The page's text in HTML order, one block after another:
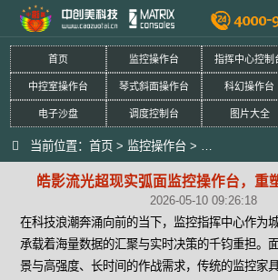
首页 监控操作台 指挥中心控制
中控室操作台 琴式斜面操作台 科幻操作台
电子沙盘 调度控制台 图片大全
当前位置：首页 > 监控操作台 > 皓影流光超现
皓影流光超现实弧面监控操作台，重
2026-05-10 09:26:18
在科技浪潮奔涌向前的当下，监控指挥中心作为
承载着海量数据的汇聚与实时决策的千钧重担。
景与高强度、长时间的作战需求，传统的监控家